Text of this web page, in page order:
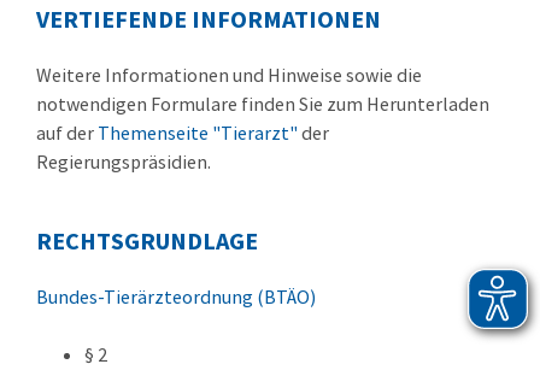
VERTIEFENDE INFORMATIONEN
Weitere Informationen und Hinweise sowie die
notwendigen Formulare finden Sie zum Herunterladen
auf der Themenseite "Tierarzt" der
Regierungspräsidien.
RECHTSGRUNDLAGE
Bundes-Tierärzteordnung (BTÄO)
§ 2